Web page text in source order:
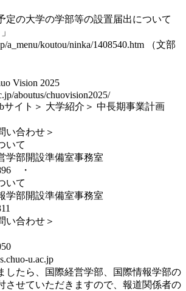
定の大学の学部等の設置届出について
a_menu/koutou/ninka/1408540.htm （文部
Vision 2025
aboutus/chuovision2025/
サイト＞ 大学紹介＞ 中長期事業計画
い合わせ＞
学部について
学部開設準備室事務室
・
いて
部開設準備室事務室
674-2311
い合わせ＞
u.ac.jp
たら、国際経営学部、国際情報学部の
させていただきますので、報道関係者の